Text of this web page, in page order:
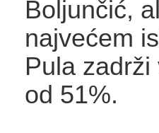
Boljunčić,
najvećem
Pula
od 51%.